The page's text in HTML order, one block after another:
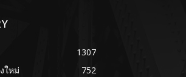
1307
ใหม่
752